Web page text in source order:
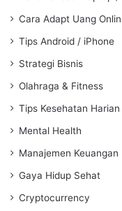
Cara Adapt Uang
Tips Android / iPhone
Strategi Bisnis
Olahraga & Fitness
Tips Kesehatan Harian
Mental Health
Manajemen Keuangan
Gaya Hidup Sehat
Cryptocurrency